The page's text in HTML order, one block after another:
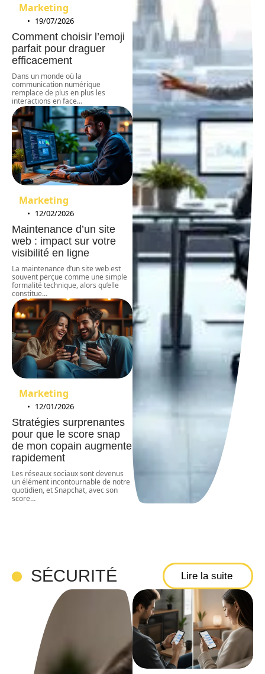
Marketing
19/07/2026
Comment choisir l’emoji
parfait pour draguer
efficacement
Dans un monde où la
communication numérique
remplace de plus en plus les
interactions en face…
Marketing
12/02/2026
Maintenance d’un site
web : impact sur votre
visibilité en ligne
La maintenance d’un site web est
souvent perçue comme une simple
formalité technique, alors qu’elle
constitue…
Marketing
12/01/2026
Stratégies surprenantes
pour que le score snap
de mon copain augmente
rapidement
Les réseaux sociaux sont devenus
un élément incontournable de notre
quotidien, et Snapchat, avec son
score…
SÉCURITÉ Lire la suite